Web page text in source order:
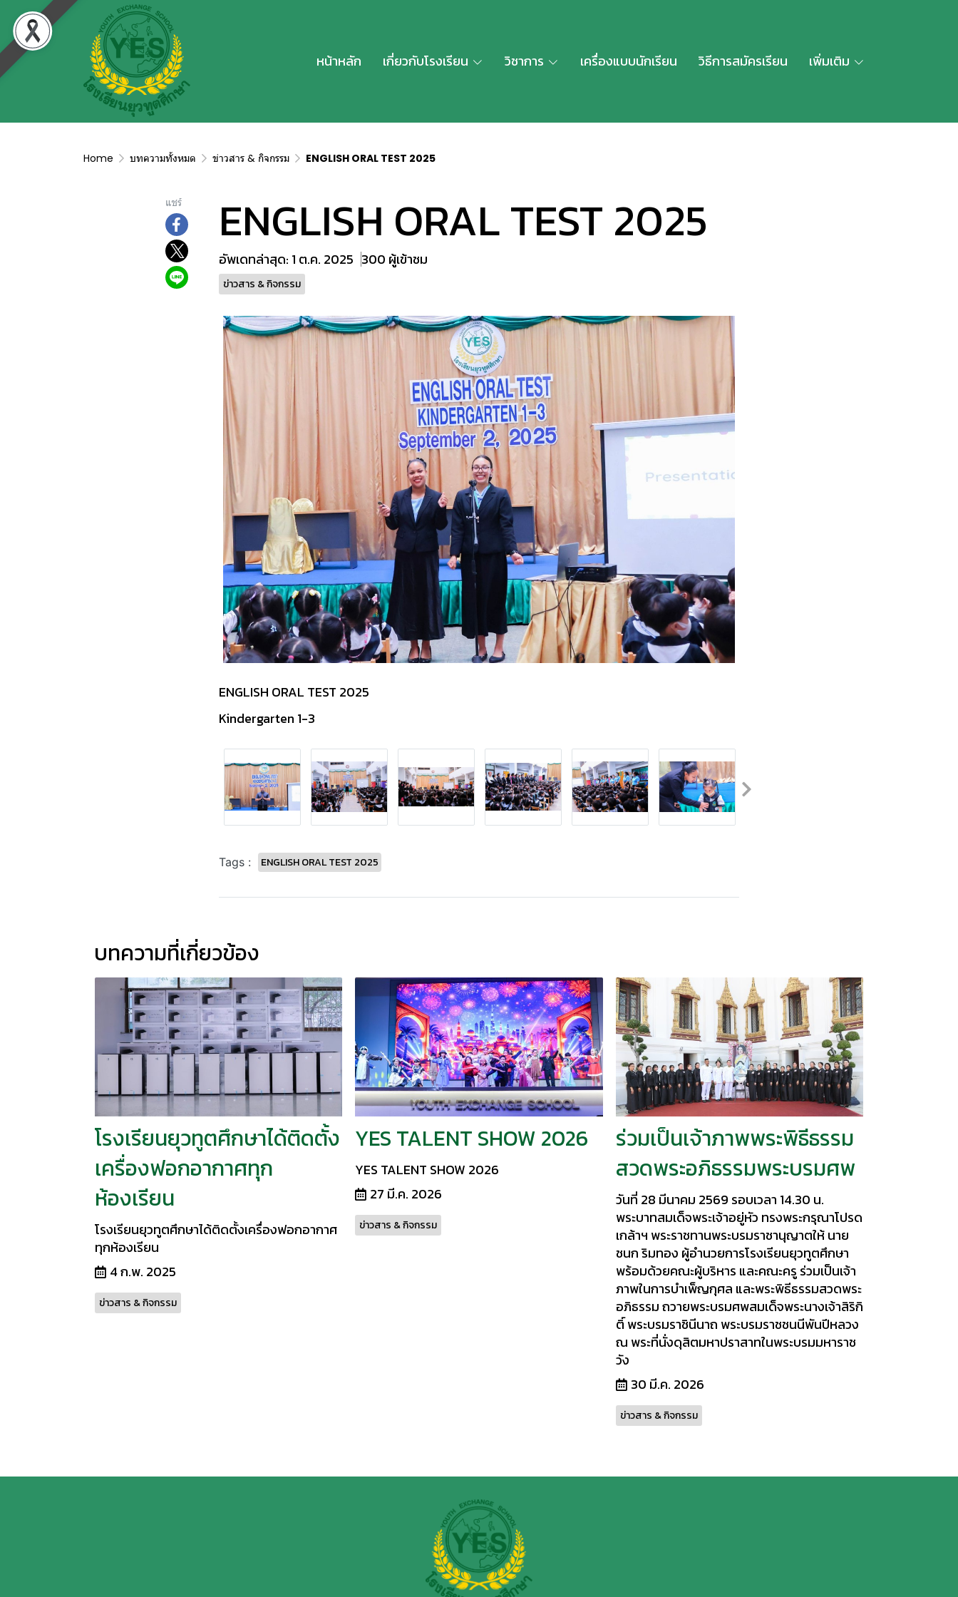
หน้าหลัก เกี่ยวกับโรงเรียน วิชาการ เครื่องแบบนักเรียน วิธีการสมัครเรียน เพิ่มเติม
Home บทความทั้งหมด ข่าวสาร & กิจกรรม ENGLISH ORAL TEST 2025
แชร์ ENGLISH ORAL TEST 2025
อัพเดทล่าสุด: 1 ต.ค. 2025 300 ผู้เข้าชม
ข่าวสาร & กิจกรรม
ENGLISH ORAL TEST 2025
Kindergarten 1-3
Tags : ENGLISH ORAL TEST 2025
บทความที่เกี่ยวข้อง
โรงเรียนยุวทูตศึกษาได้ติดตั้ง
เครื่องฟอกอากาศทุก
ห้องเรียน
โรงเรียนยุวทูตศึกษาได้ติดตั้งเครื่องฟอกอากาศ
ทุกห้องเรียน
4 ก.พ. 2025
ข่าวสาร & กิจกรรม
YES TALENT SHOW 2026
YES TALENT SHOW 2026
27 มี.ค. 2026
ข่าวสาร & กิจกรรม
ร่วมเป็นเจ้าภาพพระพิธีธรรม
สวดพระอภิธรรมพระบรมศพ
วันที่ 28 มีนาคม 2569 รอบเวลา 14.30 น.
พระบาทสมเด็จพระเจ้าอยู่หัว ทรงพระกรุณาโปรด
เกล้าฯ พระราชทานพระบรมราชานุญาตให้ นาย
ชนก ริมทอง ผู้อำนวยการโรงเรียนยุวทูตศึกษา
พร้อมด้วยคณะผู้บริหาร และคณะครู ร่วมเป็นเจ้า
ภาพในการบำเพ็ญกุศล และพระพิธีธรรมสวดพระ
อภิธรรม ถวายพระบรมศพสมเด็จพระนางเจ้าสิริกิ
ติ์ พระบรมราชินีนาถ พระบรมราชชนนีพันปีหลวง
ณ พระที่นั่งดุสิตมหาปราสาทในพระบรมมหาราช
วัง
30 มี.ค. 2026
ข่าวสาร & กิจกรรม